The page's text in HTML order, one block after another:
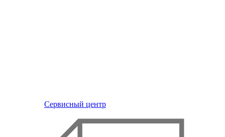
Сервисный центр